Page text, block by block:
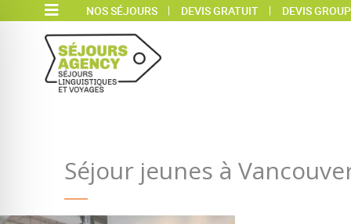
NOS SÉJOURS DEVIS GRATUIT DEVIS
Séjour jeunes à